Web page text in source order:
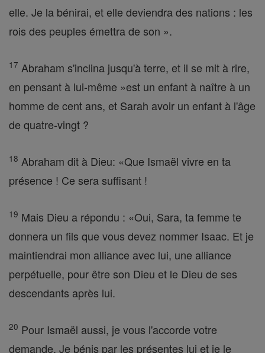
elle. Je la bénirai, et elle deviendra des nations : les
rois des peuples émettra de son ».
17 Abraham s'inclina jusqu'à terre, et il se mit à rire,
en pensant à lui-même »est un enfant à naître à un
homme de cent ans, et Sarah avoir un enfant à l'âge
de quatre-vingt ?
18 Abraham dit à Dieu: «Que Ismaël vivre en ta
présence ! Ce sera suffisant !
19 Mais Dieu a répondu : «Oui, Sara, ta femme te
donnera un fils que vous devez nommer Isaac. Et je
maintiendrai mon alliance avec lui, une alliance
perpétuelle, pour être son Dieu et le Dieu de ses
descendants après lui.
20 Pour Ismaël aussi, je vous l'accorde votre
demande. Je bénis par les présentes lui et je le